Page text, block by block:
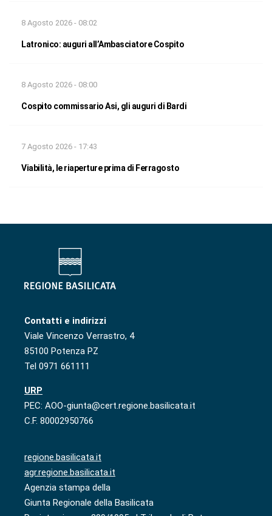
8 Agosto 2026 - 08:02
Latronico: auguri all’Ambasciatore Cospito
8 Agosto 2026 - 08:00
Cospito commissario Asi, gli auguri di Bardi
7 Agosto 2026 - 17:43
Viabilità, le riaperture prima di Ferragosto
Contatti e indirizzi
Viale Vincenzo Verrastro, 4
85100 Potenza PZ
Tel 0971 661111
URP
PEC: AOO-giunta@cert.regione.basilicata.it
C.F. 80002950766
regione.basilicata.it
agr.regione.basilicata.it
Agenzia stampa della
Giunta Regionale della Basilicata